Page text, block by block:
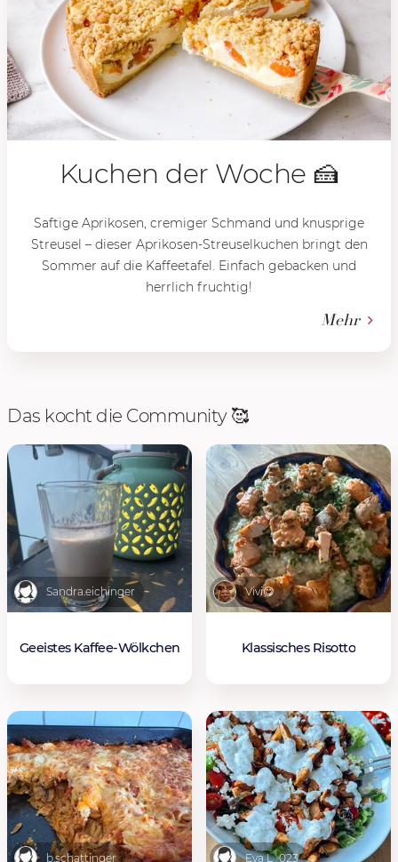
Kuchen der Woche 🍰
Saftige Aprikosen, cremiger Schmand und knusprige
Streusel – dieser Aprikosen-Streuselkuchen bringt den
Sommer auf die Kaffeetafel. Einfach gebacken und
herrlich fruchtig!
Mehr
Das kocht die Community 🥰
Sandra.eichinger
Geeistes Kaffee-Wölkchen
Vivi😋
Klassisches Risotto
b.schattinger Eva L_023